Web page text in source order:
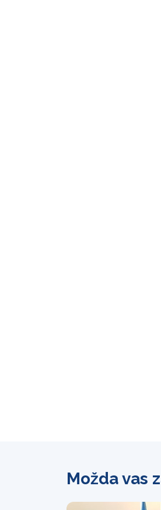
Možda vas